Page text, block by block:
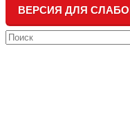
ВЕРСИЯ ДЛЯ
Search